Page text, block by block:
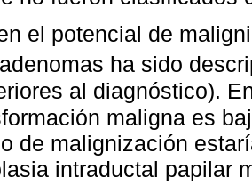
el potencial de
ha sido
al diagnóstico).
maligna es
de malignización
intraductal papilar